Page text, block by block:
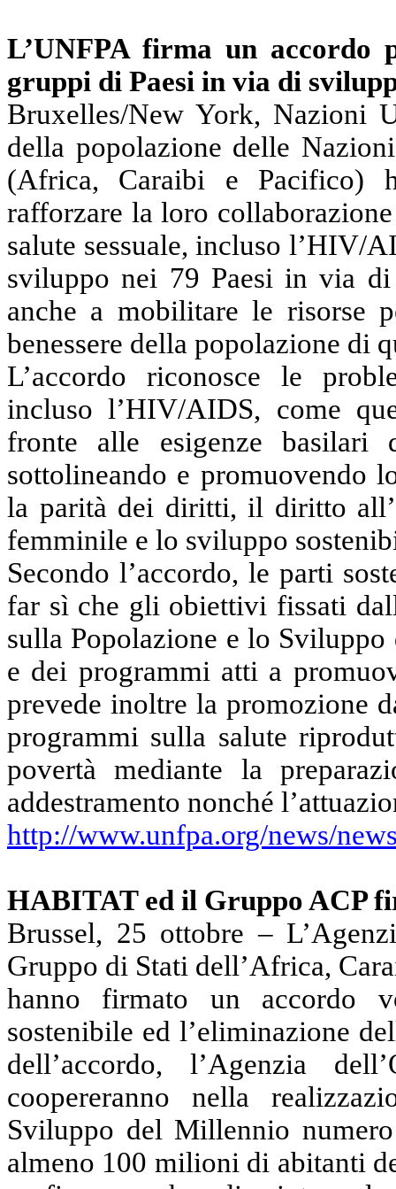
L’UNFPA firma un
gruppi di Paesi in via di
Bruxelles/New York, Nazioni
della popolazione delle
(Africa, Caraibi e Pacifico)
rafforzare la loro
salute sessuale, incluso l’HIV/
sviluppo nei 79 Paesi in via di
anche a mobilitare le risorse
benessere della popolazione di
L’accordo riconosce le
incluso l’HIV/AIDS, come
fronte alle esigenze basilari
sottolineando e promuovendo
la parità dei diritti, il diritto
femminile e lo sviluppo
Secondo l’accordo, le parti
far sì che gli obiettivi fissati
sulla Popolazione e lo
e dei programmi atti a
prevede inoltre la promozione
programmi sulla salute
povertà mediante la
addestramento nonché
http://www.unfpa.org/news/
HABITAT ed il Gruppo ACP
Brussel, 25 ottobre –
Gruppo di Stati dell’Africa,
hanno firmato un accordo
sostenibile ed l’eliminazione
dell’accordo, l’Agenzia
coopereranno nella
Sviluppo del Millennio
almeno 100 milioni di abitanti